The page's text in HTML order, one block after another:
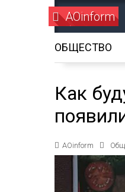
AOinform
ОБЩЕСТВО
Как
AOinform